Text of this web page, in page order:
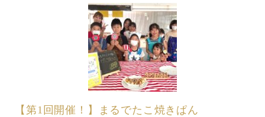
【第1回開催！】まるでたこ焼きぱん